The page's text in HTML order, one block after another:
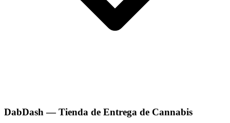
DabDash — Tienda de Entrega de Cannabis